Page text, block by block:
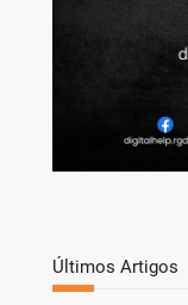
Últimos Artigos